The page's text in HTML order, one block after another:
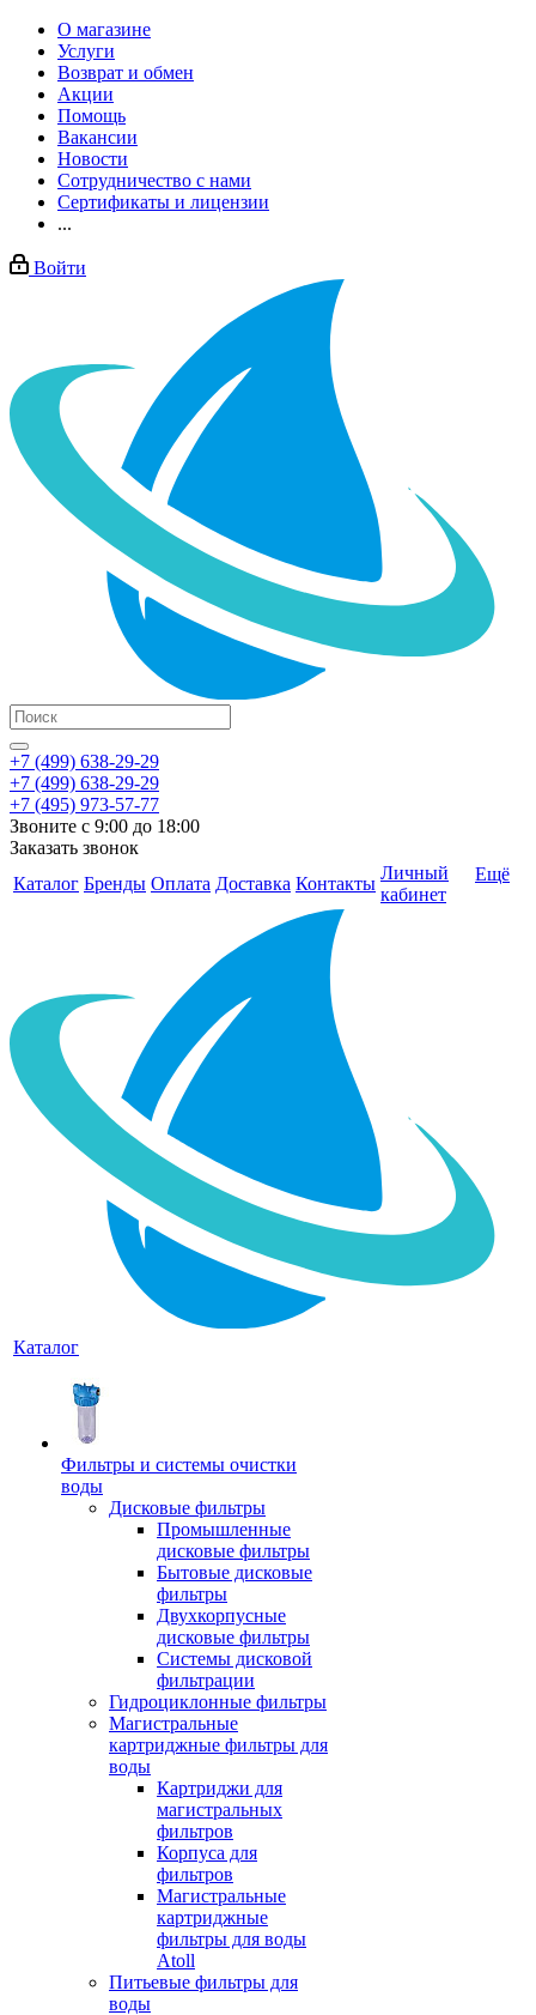
О магазине
Услуги
Возврат и обмен
Акции
Помощь
Вакансии
Новости
Сотрудничество с нами
Сертификаты и лицензии
...
Войти
+7 (499) 638-29-29
+7 (499) 638-29-29
+7 (495) 973-57-77
Звоните с 9:00 до 18:00
Заказать звонок
Каталог Бренды Оплата Доставка Контакты
Личный
кабинет
Ещё
Каталог
Фильтры и системы очистки
воды
Дисковые фильтры
Промышленные
дисковые фильтры
Бытовые дисковые
фильтры
Двухкорпусные
дисковые фильтры
Системы дисковой
фильтрации
Гидроциклонные фильтры
Магистральные
картриджные фильтры для
воды
Картриджи для
магистральных
фильтров
Корпуса для
фильтров
Магистральные
картриджные
фильтры для воды
Atoll
Питьевые фильтры для
воды